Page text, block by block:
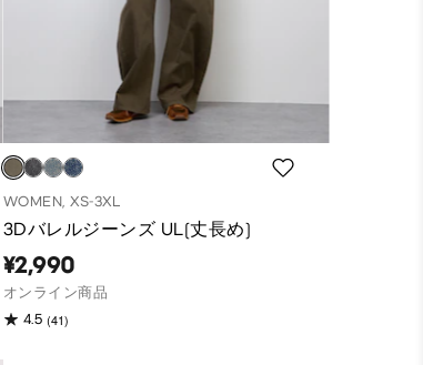
WOMEN, XS-3XL
3Dバレルジーンズ UL(丈長め)
¥2,990
オンライン商品
4.5 (41)